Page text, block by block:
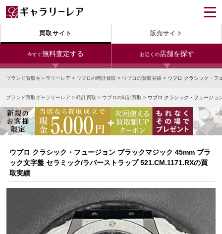
買取サイト 販売サイト
今すぐ無料査定する お近くの店舗を探す
24時間受付（対応時間10:00～19:00）
宅配買取を申し込む
無料の宅配キットをお届けします
今すぐ電話査定
受付時間 10:00～19:00
銀座本店 青山表参道店 新宿東口店
小田急新宿店 LAB東京 名古屋大須店
なんば店 神戸元町(三宮)店 LAB大阪
中野ブロードウェイ
ブランド買取ギャラリーレア > ウブロの時計買取 > ウブロの買取実績 > ウブロ クラシック・フ
ブランド買取ギャラリーレア > 時計買取 > ウブロの時計買取 > ウブロ クラシック・フュージョ
ウブロ クラシック・フュージョン ブラックマジック 45mm ブラ
ック文字盤 セラミック/ラバーストラップ 521.CM.1171.RXの買
取実績